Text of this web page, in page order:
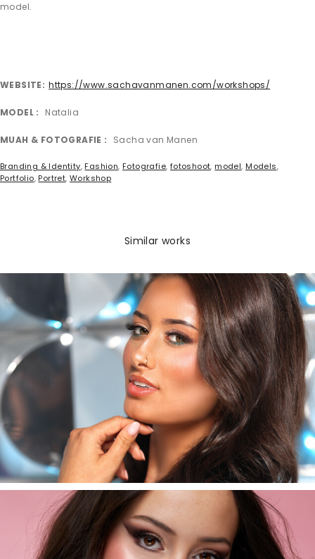
model.
WEBSITE https://www.sachavanmanen.com/workshops/
MODEL Natalia
MUAH & FOTOGRAFIE Sacha van Manen
Branding & Identity, Fashion, Fotografie, fotoshoot, model, Models,
Portfolio, Portret,Workshop
Similar works